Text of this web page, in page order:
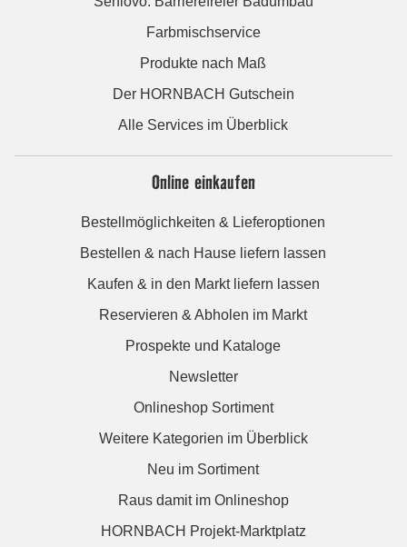
Farbmischservice
Produkte nach Maß
Der HORNBACH Gutschein
Alle Services im Überblick
Online einkaufen
Bestellmöglichkeiten & Lieferoptionen
Bestellen & nach Hause liefern lassen
Kaufen & in den Markt liefern lassen
Reservieren & Abholen im Markt
Prospekte und Kataloge
Newsletter
Onlineshop Sortiment
Weitere Kategorien im Überblick
Neu im Sortiment
Raus damit im Onlineshop
HORNBACH Projekt-Marktplatz